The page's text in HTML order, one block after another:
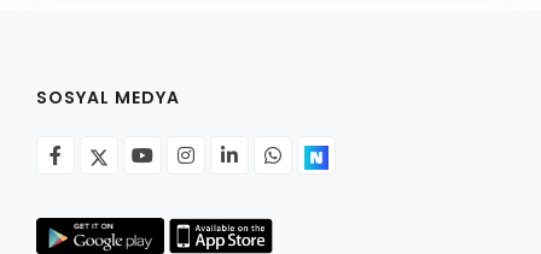
MÜHENDİS, MİMAR VE SÜRVEYAN KAYITLARI
YER SEÇİM BELGESİ, MOBİL VE SAHA DOLABI BAŞVURULARI
SOSYAL MEDYA